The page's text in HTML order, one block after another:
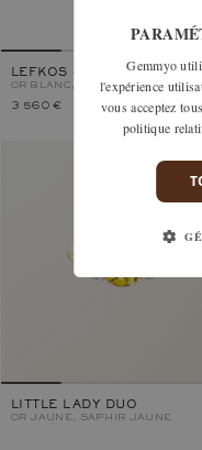
LEFKOS 4 MM PAVÉE
OR BLANC, SAPHIR JAUNE
3 560 €
LITTLE LADY DUO
OR JAUNE, SAPHIR JAUNE
Gemmyo
l'expérience
vous acceptez
politique